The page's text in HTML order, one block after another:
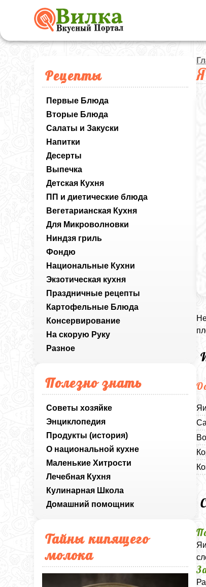
Рецепты
Первые Блюда
Вторые Блюда
Салаты и Закуски
Напитки
Десерты
Выпечка
Детская Кухня
ПП и диетические блюда
Вегетарианская Кухня
Для Микроволновки
Ниндзя гриль
Фондю
Национальные Кухни
Экзотическая кухня
Праздничные рецепты
Картофельные Блюда
Консервирование
На скорую Руку
Разное
Полезно знать
Советы хозяйке
Энциклопедия
Продукты (история)
О национальной кухне
Маленькие Хитрости
Лечебная Кухня
Кулинарная Школа
Домашний помощник
Тайны кипящего
молока